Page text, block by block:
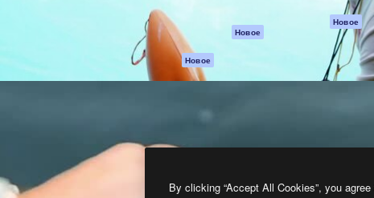
MCP для
Claude/ChatGPT
Новое
Агенты Новое
API
Magnific
Новое
Политика файлов
Центр доверия
By clicking “Accept All Cookies”, you